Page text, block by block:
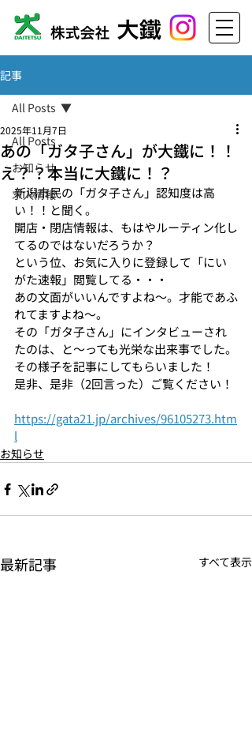
記事
All Posts
お知らせ
求人情報
All Posts
あの「ガタ子さん」が大鐵に！！
え？？本当に大鐵に！？
2025年11月7日
新潟市民の「ガタ子さん」認知度は高
い！！と聞く。
開店・閉店情報は、もはやルーティン化し
てるのではないだろうか？
という位、お気に入りに登録して「にい
がた速報」閲覧してる・・・
あの文面がいいんですよね～。才能であふ
れてますよね～。
その「ガタ子さん」にインタビューされ
たのは、と～っても光栄な出来事でした。
その様子を記事にしてもらいました！
是非、是非（2回言った）ご覧ください！
https://gata21.jp/archives/96105273.htm
l
お知らせ
最新記事 すべて表示